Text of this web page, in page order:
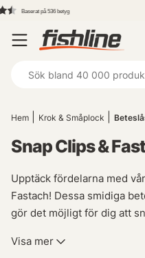
Hem Krok & Småplock
Snap Clips &
Upptäck fördelarna med
Fastach! Dessa smidiga
gör det möjligt för dig att
ditt bete i den praktiska
Visa mer